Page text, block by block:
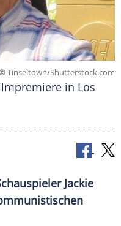
Tinseltown/Shutterstock.com
in Los
Jackie